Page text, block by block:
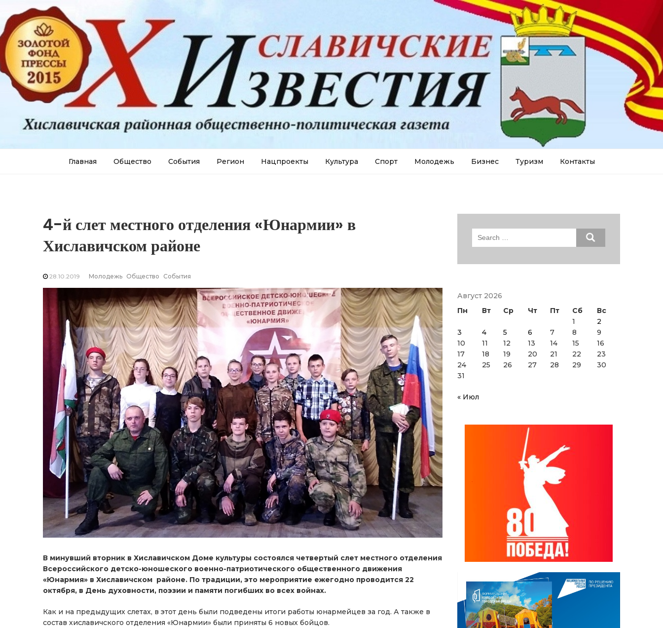
Главная Общество События Регион Нацпроекты Культура Спорт Молодежь Бизнес Туризм Контакты
4-й слет местного отделения «Юнармии» в
Хиславичском районе
28.10.2019 Молодежь Общество События
В минувший вторник в Хиславичском Доме культуры состоялся четвертый слет местного отделения
Всероссийского детско-юношеского военно-патриотического общественного движения
«Юнармия» в Хиславичском районе. По традиции, это мероприятие ежегодно проводится 22
октября, в День духовности, поэзии и памяти погибших во всех войнах.
Как и на предыдущих слетах, в этот день были подведены итоги работы юнармейцев за год. А также в
состав хиславичского отделения «Юнармии» были приняты 6 новых бойцов.
Search
Август 2026
Пн
Вт Ср Чт Пт Сб
Вс
1
2
3
4 5 6 7 8
9
10
11 12 13 14 15
16
17
18 19 20 21 22
23
24
25 26 27 28 29
30
31
« Июл